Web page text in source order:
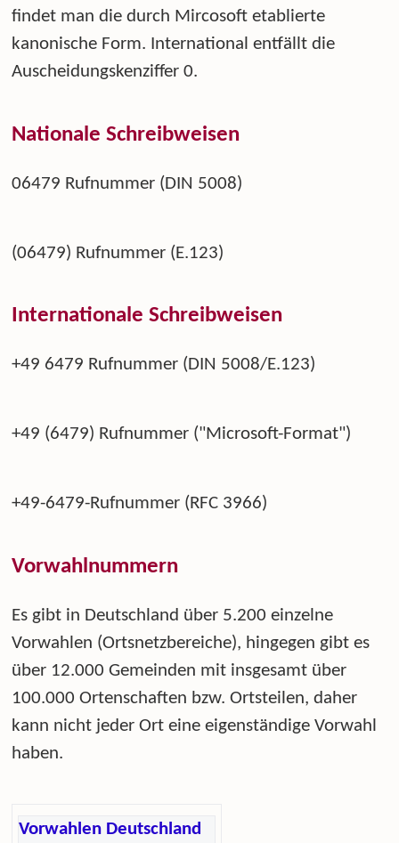
findet man die durch Mircosoft etablierte
kanonische Form. International entfällt die
Auscheidungskenziffer 0.
Nationale Schreibweisen
06479 Rufnummer (DIN 5008)
(06479) Rufnummer (E.123)
Internationale Schreibweisen
+49 6479 Rufnummer (DIN 5008/E.123)
+49 (6479) Rufnummer ("Microsoft-Format")
+49-6479-Rufnummer (RFC 3966)
Vorwahlnummern
Es gibt in Deutschland über 5.200 einzelne
Vorwahlen (Ortsnetzbereiche), hingegen gibt es
über 12.000 Gemeinden mit insgesamt über
100.000 Ortenschaften bzw. Ortsteilen, daher
kann nicht jeder Ort eine eigenständige Vorwahl
haben.
Vorwahlen Deutschland